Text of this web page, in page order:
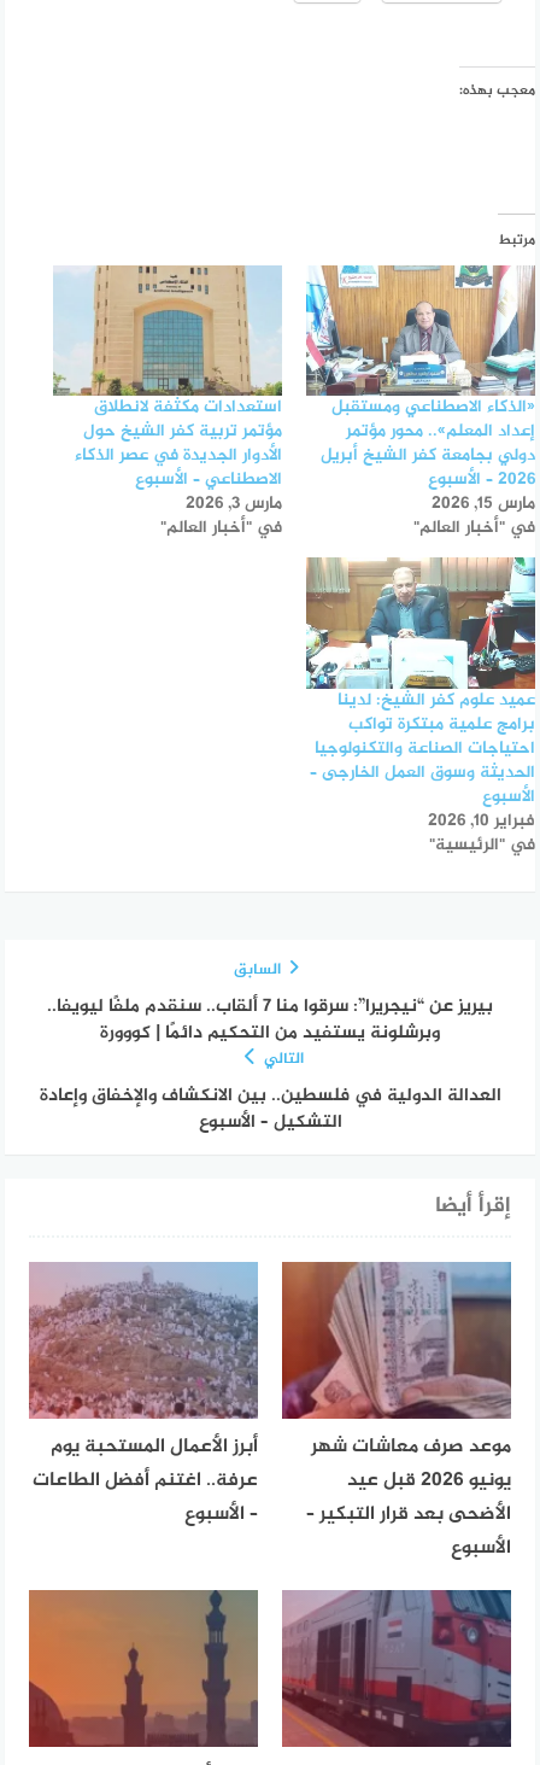
معجب بهذه:
مرتبط
«الذكاء الاصطناعي ومستقبل
إعداد المعلم».. محور مؤتمر
دولي بجامعة كفر الشيخ أبريل
2026 – الأسبوع
مارس 15, 2026
في "أخبار العالم"
استعدادات مكثفة لانطلاق
مؤتمر تربية كفر الشيخ حول
الأدوار الجديدة في عصر الذكاء
الاصطناعي – الأسبوع
مارس 3, 2026
في "أخبار العالم"
عميد علوم كفر الشيخ: لدينا
برامج علمية مبتكرة تواكب
احتياجات الصناعة والتكنولوجيا
الحديثة وسوق العمل الخارجى –
الأسبوع
فبراير 10, 2026
في "الرئيسية"
السابق
بيريز عن “نيجريرا”: سرقوا منا 7 ألقاب.. سنقدم ملفًا ليويفا..
وبرشلونة يستفيد من التحكيم دائمًا | كووورة
التالي
العدالة الدولية في فلسطين.. بين الانكشاف والإخفاق وإعادة
التشكيل – الأسبوع
إقرأ أيضا
موعد صرف معاشات شهر
يونيو 2026 قبل عيد
الأضحى بعد قرار التبكير –
الأسبوع
أبرز الأعمال المستحبة يوم
عرفة.. اغتنم أفضل الطاعات
– الأسبوع